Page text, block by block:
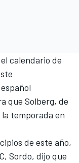
calendario de
que Solberg, de
temporada en
de este año,
Sordo, dijo que